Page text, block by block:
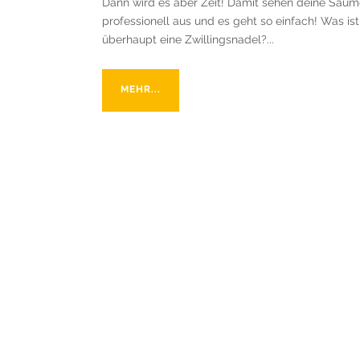
professionell aus und es geht so einfach! Was ist
überhaupt eine Zwillingsnadel?...
MEHR...